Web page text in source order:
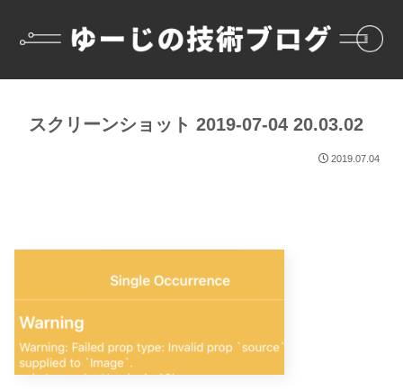
スクリーンショット 2019-07-04 20.03.02
2019.07.04